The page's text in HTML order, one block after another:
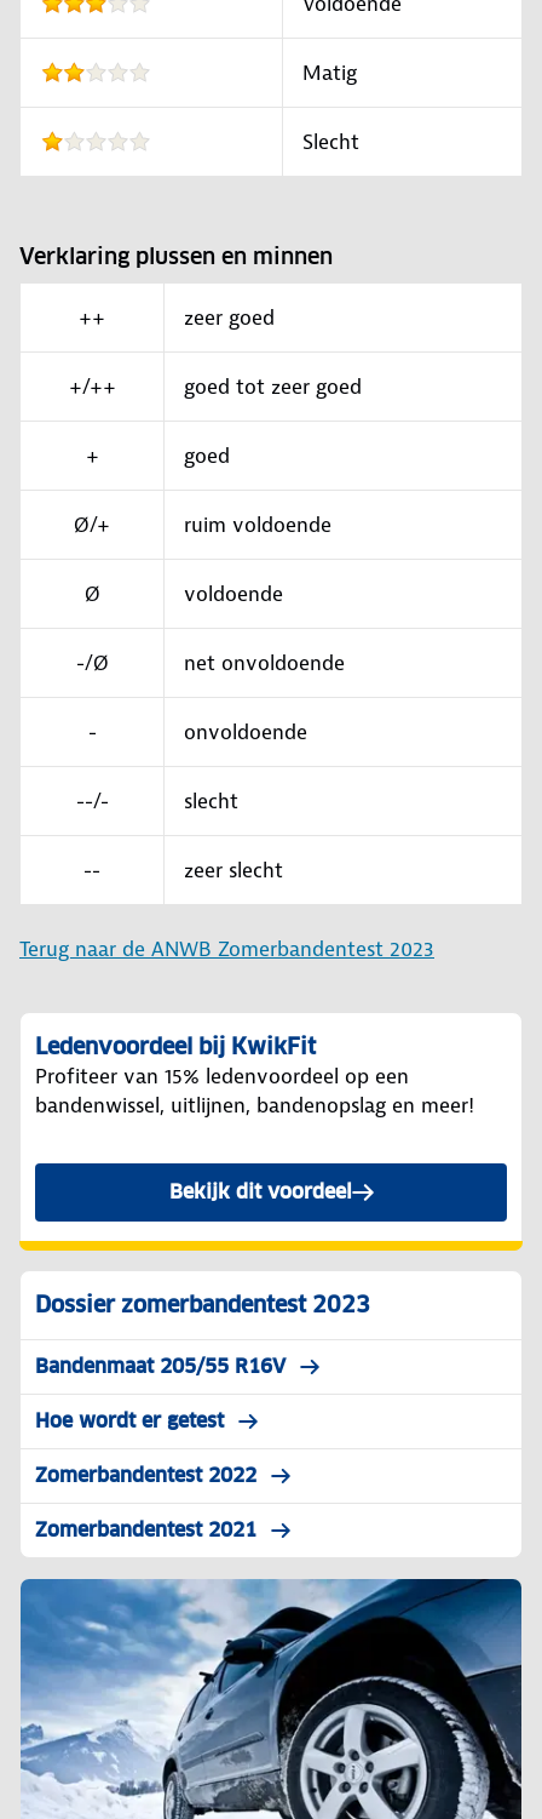
Matig
Slecht
Verklaring plussen en minnen
++ zeer goed
+/++ goed tot zeer goed
+ goed
Ø/+ ruim voldoende
Ø voldoende
-/Ø net onvoldoende
- onvoldoende
--/- slecht
-- zeer slecht
Terug naar de ANWB Zomerbandentest 2023
Ledenvoordeel bij KwikFit
Profiteer van 15% ledenvoordeel op een
bandenwissel, uitlijnen, bandenopslag en meer!
Bekijk dit voordeel
Dossier zomerbandentest 2023
Bandenmaat 205/55 R16V
Hoe wordt er getest
Zomerbandentest 2022
Zomerbandentest 2021